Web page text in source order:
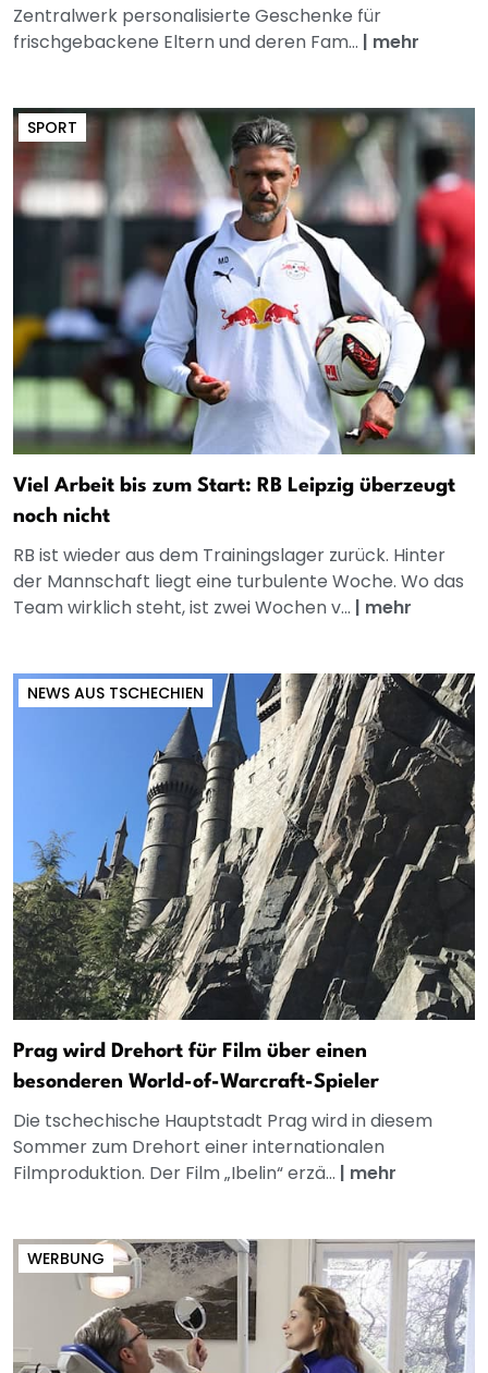
Zentralwerk personalisierte Geschenke für
frischgebackene Eltern und deren Fam... | mehr
SPORT
Viel Arbeit bis zum Start: RB Leipzig überzeugt
noch nicht
RB ist wieder aus dem Trainingslager zurück. Hinter
der Mannschaft liegt eine turbulente Woche. Wo das
Team wirklich steht, ist zwei Wochen v... | mehr
NEWS AUS TSCHECHIEN
Prag wird Drehort für Film über einen
besonderen World-of-Warcraft-Spieler
Die tschechische Hauptstadt Prag wird in diesem
Sommer zum Drehort einer internationalen
Filmproduktion. Der Film „Ibelin“ erzä... | mehr
WERBUNG